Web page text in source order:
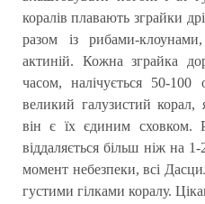
коралів плавають зграйки
разом із рибами-
актиній. Кожна зграйка
часом, налічується 50-
великий галузистий
він є їх єдиним сховком.
віддаляється більш ніж на
момент небезпеки, всі
густими гілками коралу.